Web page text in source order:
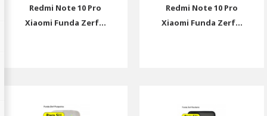
Redmi Note 10 Pro
Xiaomi Funda Zerf...
Redmi Note 10 Pro
Xiaomi Funda Zerf...